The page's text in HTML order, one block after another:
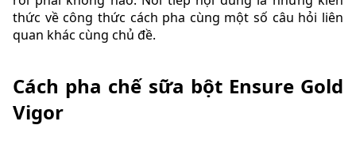
thức về công thức cách pha cùng một số câu hỏi liên
quan khác cùng chủ đề.
Cách pha chế sữa bột Ensure Gold
Vigor